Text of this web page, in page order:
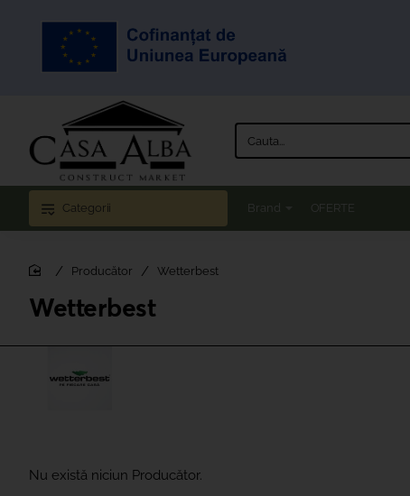
Cauta...
Categorii Brand OFERTE
Wetterbest
Producător Wetterbest
Nu există niciun Producător.